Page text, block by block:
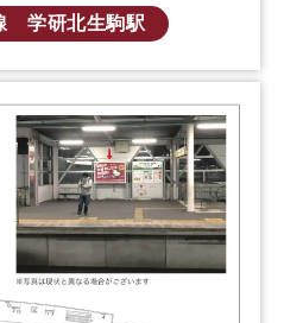
学研北生駒駅